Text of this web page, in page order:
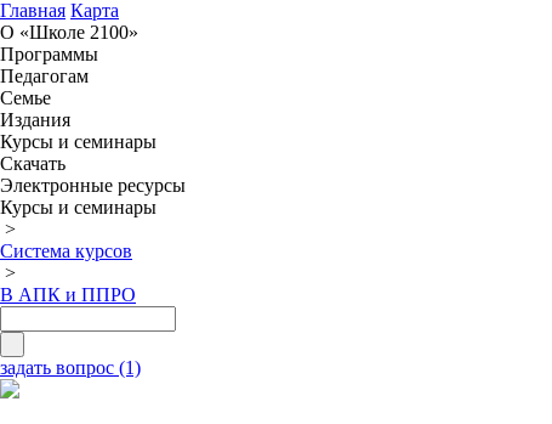
Главная Карта
О «Школе 2100»
Программы
Педагогам
Семье
Издания
Курсы и семинары
Скачать
Электронные ресурсы
Курсы и семинары
>
Система курсов
>
В АПК и ППРО
задать вопрос (1)